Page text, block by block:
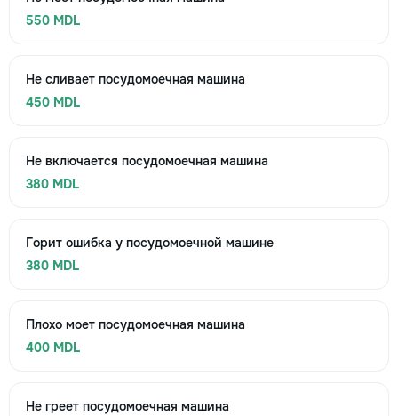
550 MDL
Не сливает посудомоечная машина
450 MDL
Не включается посудомоечная машина
380 MDL
Горит ошибка у посудомоечной машине
380 MDL
Плохо моет посудомоечная машина
400 MDL
Не греет посудомоечная машина